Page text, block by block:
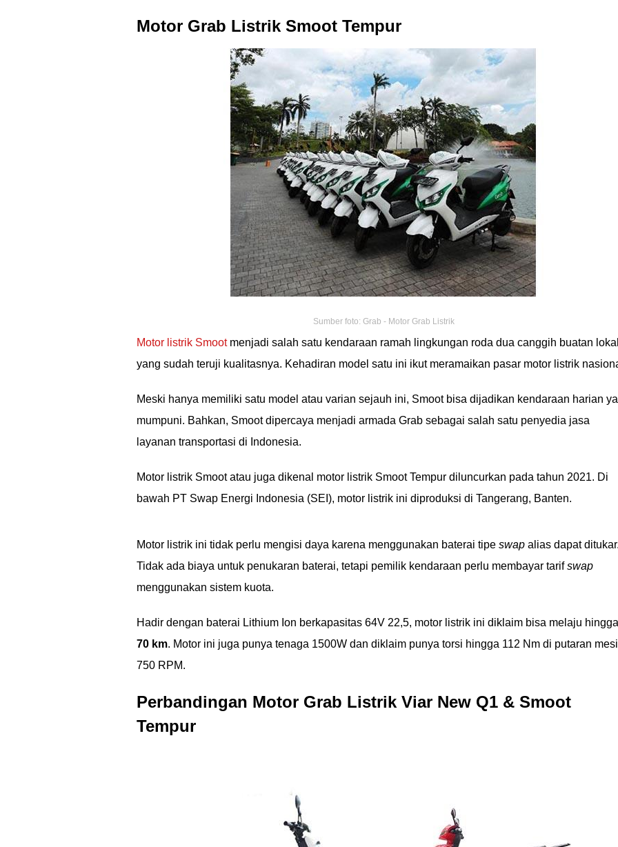
Motor Grab Listrik Smoot Tempur
Sumber foto: Grab - Motor Grab Listrik
Motor listrik Smootmenjadi salah satu kendaraan ramah lingkungan roda dua canggih buatan
yang sudah teruji kualitasnya. Kehadiran model satu ini ikut meramaikan pasar motor listrik
Meski hanya memiliki satu model atau varian sejauh ini, Smoot bisa dijadikan kendaraan harian
mumpuni. Bahkan, Smoot dipercaya menjadi armada Grab sebagai salah satu penyedia jasa
layanan transportasi di Indonesia.
Motor listrik Smoot atau juga dikenal motor listrik Smoot Tempur diluncurkan pada tahun 2021. Di
bawah PT Swap Energi Indonesia (SEI), motor listrik ini diproduksi di Tangerang, Banten.
Motor listrik ini tidak perlu mengisi daya karena menggunakan baterai tipe swap alias dapat
Tidak ada biaya untuk penukaran baterai, tetapi pemilik kendaraan perlu membayar tarifswap
menggunakan sistem kuota.
Hadir dengan baterai Lithium Ion berkapasitas 64V 22,5, motor listrik ini diklaim bisa melaju hingga
70 km. Motor ini juga punya tenaga 1500W dan diklaim punya torsi hingga 112 Nm di putaran
750 RPM.
Perbandingan Motor Grab Listrik Viar New Q1 & Smoot
Tempur